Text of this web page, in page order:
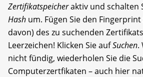
Zertifikatspeicheraktiv und schalten
Hash um. Fügen Sie den
davon) des zu suchenden
Leerzeichen! Klicken Sie aufSuchen.
nicht fündig, wiederholen Sie die
Computerzertfikaten – auch hier